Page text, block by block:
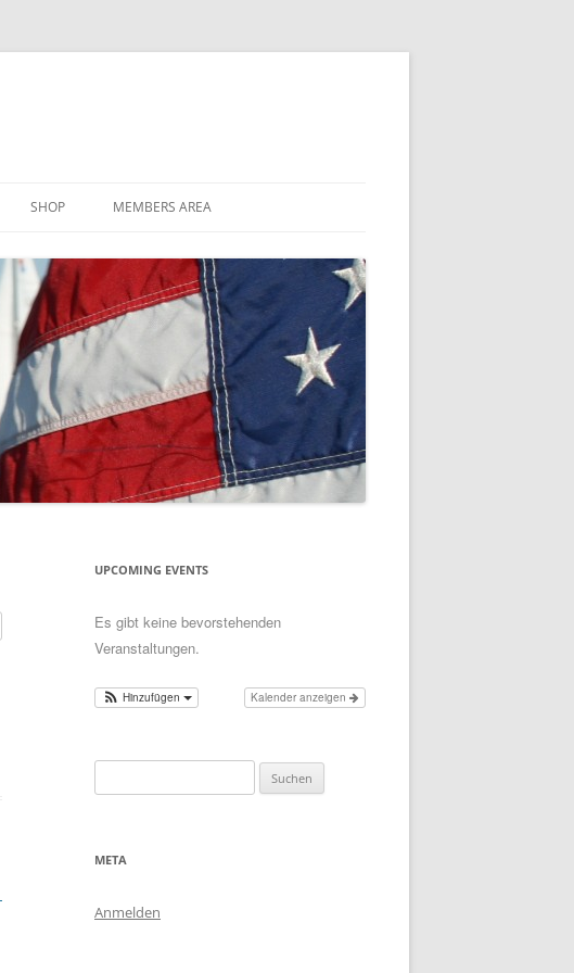
SHOP MEMBERS AREA
UPCOMING EVENTS
Es gibt keine bevorstehenden
Veranstaltungen.
Kalender anzeigen
Hinzufügen
nach:
META
Anmelden